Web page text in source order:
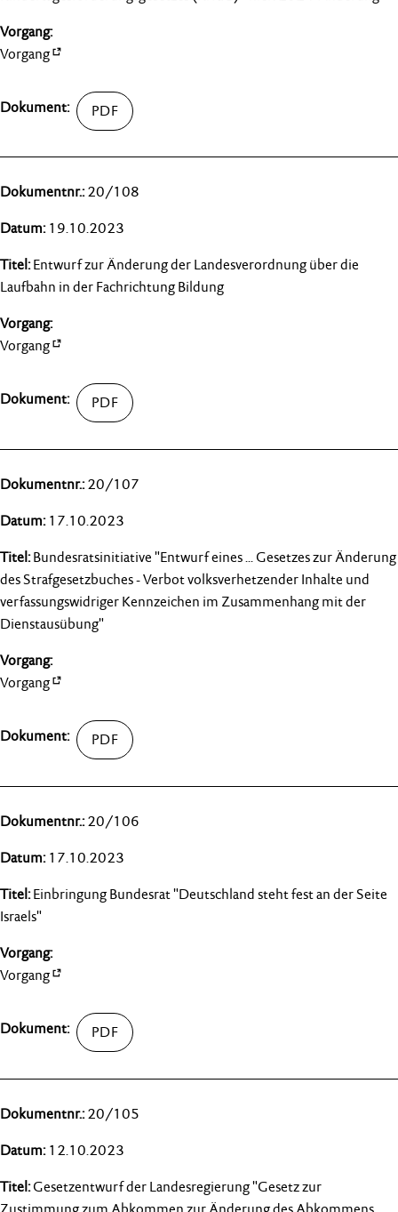
Vorgang
20/108
19.10.2023
Entwurf zur Änderung der Landesverordnung über die
Laufbahn in der Fachrichtung Bildung
Vorgang
20/107
17.10.2023
Bundesratsinitiative "Entwurf eines ... Gesetzes zur Änderung
des Strafgesetzbuches - Verbot volksverhetzender Inhalte und
verfassungswidriger Kennzeichen im Zusammenhang mit der
Dienstausübung"
Vorgang
20/106
17.10.2023
Einbringung Bundesrat "Deutschland steht fest an der Seite
Israels"
Vorgang
20/105
12.10.2023
Gesetzentwurf der Landesregierung "Gesetz zur